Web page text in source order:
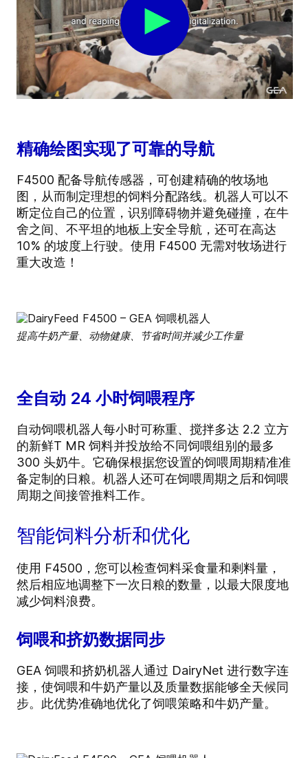
精确绘图实现了可靠的导航
F4500 配备导航传感器，可创建精确的牧场地
图，从而制定理想的饲料分配路线。机器人可以不
断定位自己的位置，识别障碍物并避免碰撞，在牛
舍之间、不平坦的地板上安全导航，还可在高达
10% 的坡度上行驶。使用 F4500 无需对牧场进行
重大改造！
提高牛奶产量、动物健康、节省时间并减少工作量
全自动 24 小时饲喂程序
自动饲喂机器人每小时可称重、搅拌多达 2.2 立方
的新鲜T MR 饲料并投放给不同饲喂组别的最多
300 头奶牛。它确保根据您设置的饲喂周期精准准
备定制的日粮。机器人还可在饲喂周期之后和饲喂
周期之间接管推料工作。
智能饲料分析和优化
使用 F4500，您可以检查饲料采食量和剩料量，
然后相应地调整下一次日粮的数量，以最大限度地
减少饲料浪费。
饲喂和挤奶数据同步
GEA 饲喂和挤奶机器人通过 DairyNet 进行数字连
接，使饲喂和牛奶产量以及质量数据能够全天候同
步。此优势准确地优化了饲喂策略和牛奶产量。